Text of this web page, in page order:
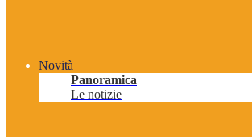
Novità
Panoramica
Le notizie